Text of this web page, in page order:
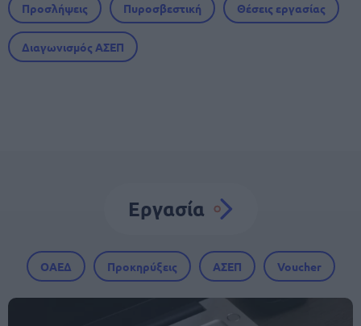
Προσλήψεις Πυροσβεστική Θέσεις εργασίας
Διαγωνισμός ΑΣΕΠ
Εργασία
ΟΑΕΔ Προκηρύξεις ΑΣΕΠ Voucher